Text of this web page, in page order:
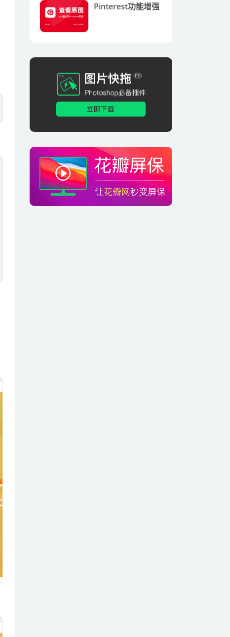
Pinterest功能增强